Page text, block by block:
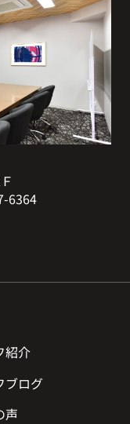
6364
紹介
ブログ
声